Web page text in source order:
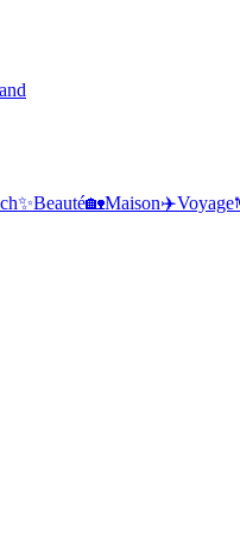
✨Beauté🏡Maison✈️Voyage